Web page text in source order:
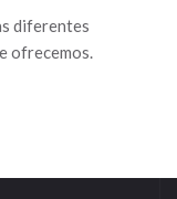
diferentes
ofrecemos.